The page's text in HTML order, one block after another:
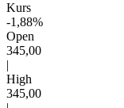
Kurs
-1,88%
Open
345,00
|
High
345,00